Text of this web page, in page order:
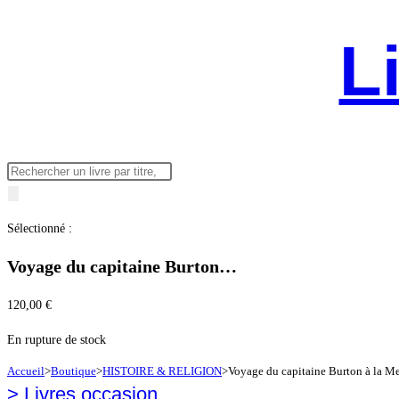
Recherche
Sélectionné :
Voyage du capitaine Burton…
120,00 €
En rupture de stock
Accueil>Boutique>HISTOIRE & RELIGION>Voyage du capitaine Burton à la
> Livres occasion